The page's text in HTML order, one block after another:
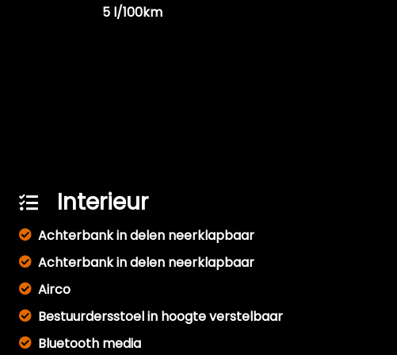
5 l/100km
Interieur
Achterbank in delen neerklapbaar
Achterbank in delen neerklapbaar
Airco
Bestuurdersstoel in hoogte verstelbaar
Bluetooth media